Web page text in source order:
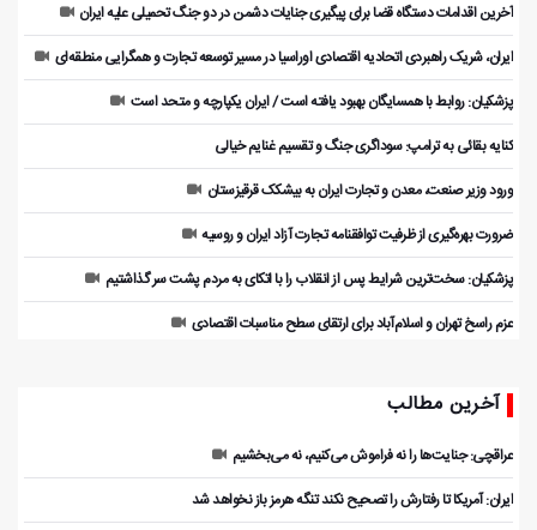
آخرین اقدامات دستگاه قضا برای پیگیری جنایات دشمن در دو جنگ تحمیلی علیه ایران
ایران، شریک راهبردی اتحادیه اقتصادی اوراسیا در مسیر توسعه تجارت و همگرایی منطقه‌ای
پزشکیان: روابط با همسایگان بهبود یافته است / ایران یکپارچه و متحد است
کنایه بقائی به ترامپ: سوداگری جنگ و تقسیم غنایم خیالی
ورود وزیر صنعت، معدن و تجارت ایران به بیشکک قرقیزستان
ضرورت بهره‌گیری از ظرفیت توافقنامه تجارت آزاد ایران و روسیه
پزشکیان: سخت‌ترین شرایط پس از انقلاب را با اتکای به مردم پشت سر گذاشتیم
عزم راسخ تهران و اسلام‌آباد برای ارتقای سطح مناسبات اقتصادی
آخرین مطالب
عراقچی: جنایت‌ها را نه فراموش می‌کنیم، نه می‌بخشیم
ایران: آمریکا تا رفتارش را تصحیح نکند تنگه هرمز باز نخواهد شد